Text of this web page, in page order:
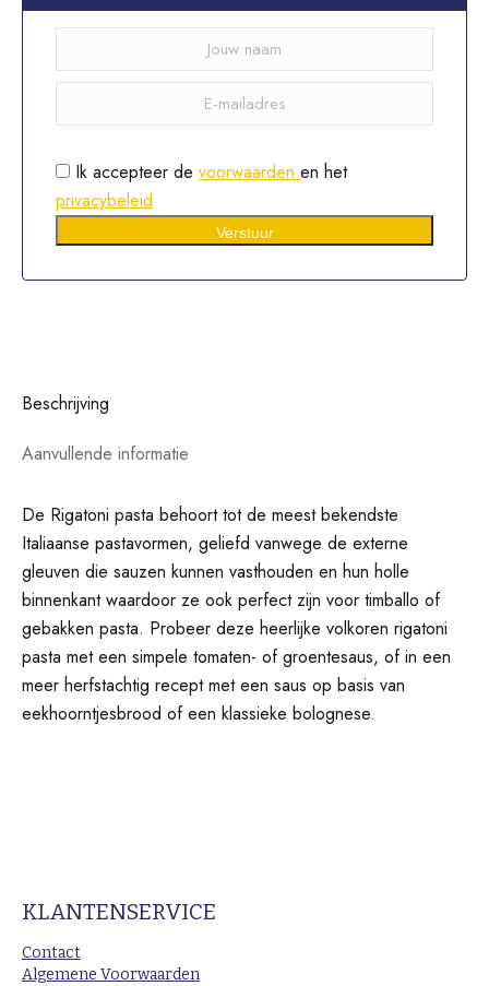
Ik accepteer de voorwaarden en het
privacybeleid
Verstuur
Beschrijving
Aanvullende informatie
De Rigatoni pasta behoort tot de meest bekendste
Italiaanse pastavormen, geliefd vanwege de externe
gleuven die sauzen kunnen vasthouden en hun holle
binnenkant waardoor ze ook perfect zijn voor timballo of
gebakken pasta. Probeer deze heerlijke volkoren rigatoni
pasta met een simpele tomaten- of groentesaus, of in een
meer herfstachtig recept met een saus op basis van
eekhoorntjesbrood of een klassieke bolognese.
KLANTENSERVICE
Contact
Algemene Voorwaarden